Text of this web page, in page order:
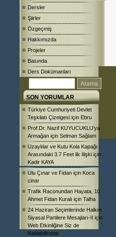
Dersler
Şiirler
Özgeçmiş
Hakkımızda
Projeler
Basında
Ders Dokümanları
SON YORUMLAR
Türkiye Cumhuriyeti Devlet
Teşkilatı Çizelgesi için Ebru
Prof.Dr. Nazif KUYUCUKLU’ya
Armağan için Selman Sağlam
Uzaylılar ve Kutu Kola Kapağı
Arasındaki 3.7 Feet lik İlişki için
Kadir KAYA
Ulu Çınar ve Fidan için Koca
cinar
Trafik Raconundan Hayata, 10
Ahmet Fidan Kuralı için Talha
24 Haziran Seçimlerinde Halkın
Siyasal Partilere Mesajları-II için
Web Etkinliğine Siz de
Katılabilirsiniz